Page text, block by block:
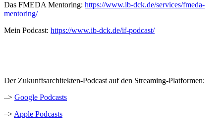
Das FMEDA Mentoring: https://www.ib-dck.de/services/fmeda-
mentoring/
Mein Podcast: https://www.ib-dck.de/if-podcast/
Der Zukunftsarchitekten-Podcast auf den Streaming-Platformen:
–> Google Podcasts
–> Apple Podcasts